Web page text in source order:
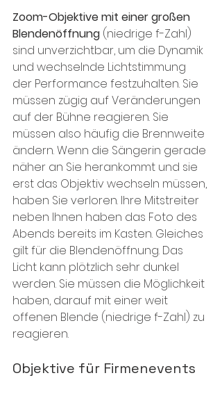
Zoom-Objektive mit einer großen
Blendenöffnung (niedrige f-Zahl)
sind unverzichtbar, um die Dynamik
und wechselnde Lichtstimmung
der Performance festzuhalten. Sie
müssen zügig auf Veränderungen
auf der Bühne reagieren. Sie
müssen also häufig die Brennweite
ändern. Wenn die Sängerin gerade
näher an Sie herankommt und sie
erst das Objektiv wechseln müssen,
haben Sie verloren. Ihre Mitstreiter
neben Ihnen haben das Foto des
Abends bereits im Kasten. Gleiches
gilt für die Blendenöffnung. Das
Licht kann plötzlich sehr dunkel
werden. Sie müssen die Möglichkeit
haben, darauf mit einer weit
offenen Blende (niedrige f-Zahl) zu
reagieren.
Objektive für Firmenevents